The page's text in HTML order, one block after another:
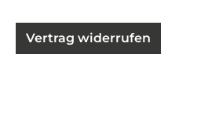
Vertrag widerrufen